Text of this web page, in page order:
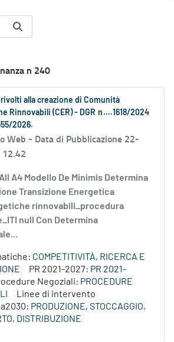
n 240
alla creazione di Comunità
Rinnovabili (CER) - DGR n ....1618/2024
2026.
Web - Data di Pubblicazione 22-
A4 Modello De Minimis Determina
Transizione Energetica
rinnovabili_procedura
null Con Determina
COMPETITIVITÀ, RICERCA E
PR 2021-2027: PR 2021-
Negoziali: PROCEDURE
Linee di intervento
PRODUZIONE, STOCCAGGIO,
DISTRIBUZIONE